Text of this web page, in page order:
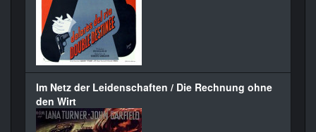
Im Netz der Leidenschaften / Die Rechnung ohne
den Wirt